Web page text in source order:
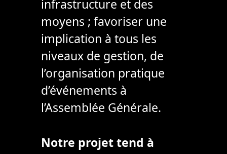
infrastructure et des
moyens ; favoriser une
implication à tous les
niveaux de gestion, de
l’organisation pratique
d’événements à
l’Assemblée Générale.
Notre projet tend à